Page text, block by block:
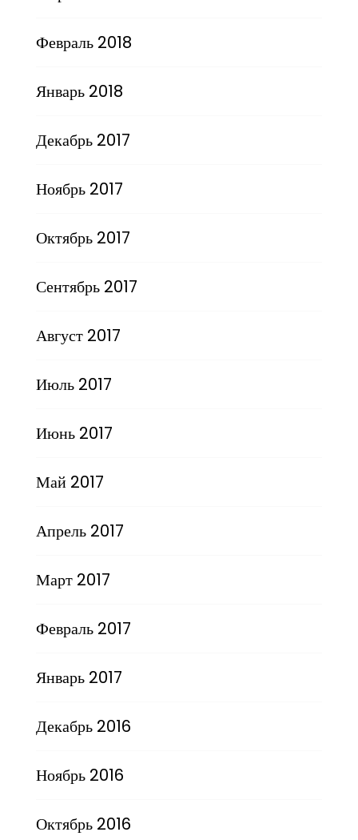
Февраль 2018
Январь 2018
Декабрь 2017
Ноябрь 2017
Октябрь 2017
Сентябрь 2017
Август 2017
Июль 2017
Июнь 2017
Май 2017
Апрель 2017
Март 2017
Февраль 2017
Январь 2017
Декабрь 2016
Ноябрь 2016
Октябрь 2016